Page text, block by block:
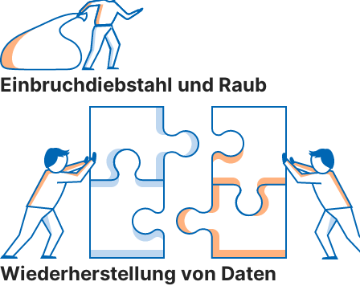
Einbruchdiebstahl und Raub
Wiederherstellung von Daten